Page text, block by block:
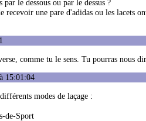
le dessous ou par le dessus ?
une pare d'adidas ou les lacets
comme tu le sens. Tu pourras nous
15:01:04
modes de laçage :
de-Sport